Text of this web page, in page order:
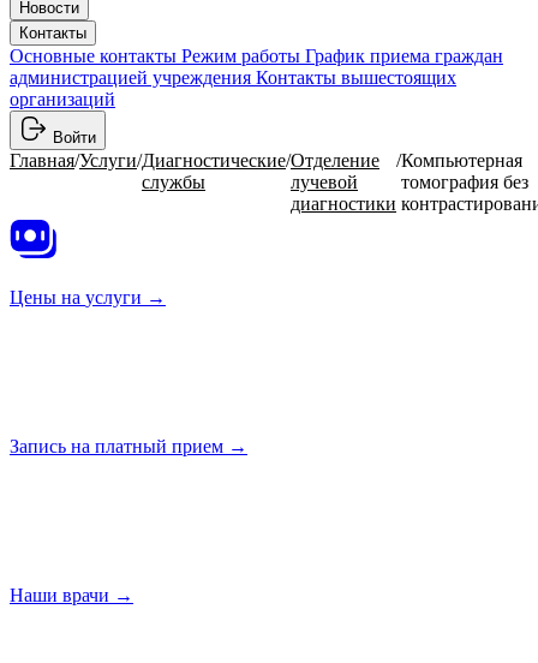
Новости
Контакты
Основные контакты Режим работы График приема граждан
администрацией учреждения Контакты вышестоящих
организаций
Войти
Главная/Услуги/Диагностические
службы
/Отделение
лучевой
диагностики
/Компьютерная
томография без
Цены на услуги →
Запись на платный прием →
Наши врачи →